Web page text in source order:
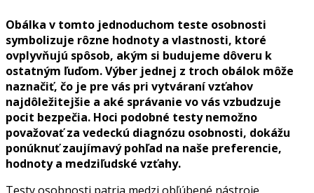
Obálka v tomto jednoduchom teste osobnosti
symbolizuje rôzne hodnoty a vlastnosti, ktoré
ovplyvňujú spôsob, akým si budujeme dôveru k
ostatným ľuďom. Výber jednej z troch obálok môže
naznačiť, čo je pre vás pri vytváraní vzťahov
najdôležitejšie a aké správanie vo vás vzbudzuje
pocit bezpečia. Hoci podobné testy nemožno
považovať za vedeckú diagnózu osobnosti, dokážu
ponúknuť zaujímavý pohľad na naše preferencie,
hodnoty a medziľudské vzťahy.